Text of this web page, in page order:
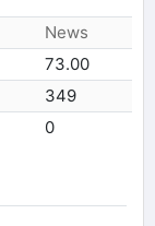
News
73.00
349
0